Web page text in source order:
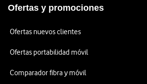
Ofertas y promociones
Ofertas nuevos clientes
Ofertas portabilidad móvil
Comparador fibra y móvil